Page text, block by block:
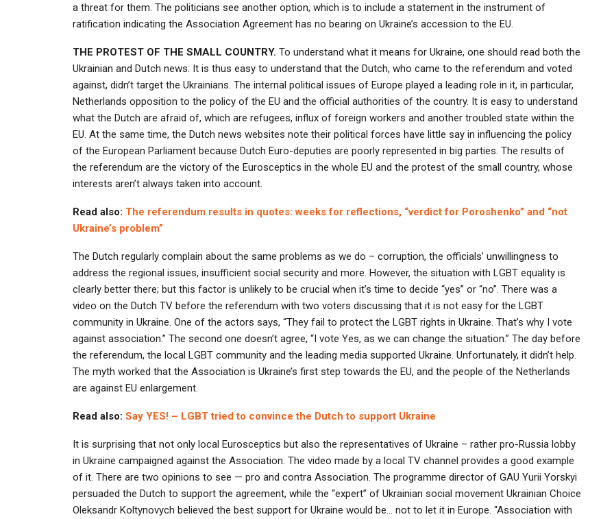
a threat for them. The politicians see another option, which is to include a statement in the instrument of
ratification indicating the Association Agreement has no bearing on Ukraine’s accession to the EU.
THE PROTEST OF THE SMALL COUNTRY. To understand what it means for Ukraine, one should read both the
Ukrainian and Dutch news. It is thus easy to understand that the Dutch, who came to the referendum and voted
against, didn’t target the Ukrainians. The internal political issues of Europe played a leading role in it, in particular,
Netherlands opposition to the policy of the EU and the official authorities of the country. It is easy to understand
what the Dutch are afraid of, which are refugees, influx of foreign workers and another troubled state within the
EU. At the same time, the Dutch news websites note their political forces have little say in influencing the policy
of the European Parliament because Dutch Euro-deputies are poorly represented in big parties. The results of
the referendum are the victory of the Eurosceptics in the whole EU and the protest of the small country, whose
interests aren’t always taken into account.
Read also: The referendum results in quotes: weeks for reflections, “verdict for Poroshenko” and “not
Ukraine’s problem”
The Dutch regularly complain about the same problems as we do – corruption, the officials’ unwillingness to
address the regional issues, insufficient social security and more. However, the situation with LGBT equality is
clearly better there; but this factor is unlikely to be crucial when it’s time to decide “yes” or “no”. There was a
video on the Dutch TV before the referendum with two voters discussing that it is not easy for the LGBT
community in Ukraine. One of the actors says, “They fail to protect the LGBT rights in Ukraine. That’s why I vote
against association.” The second one doesn’t agree, “I vote Yes, as we can change the situation.” The day before
the referendum, the local LGBT community and the leading media supported Ukraine. Unfortunately, it didn’t help.
The myth worked that the Association is Ukraine’s first step towards the EU, and the people of the Netherlands
are against EU enlargement.
Read also: Say YES! – LGBT tried to convince the Dutch to support Ukraine
It is surprising that not only local Eurosceptics but also the representatives of Ukraine – rather pro-Russia lobby
in Ukraine campaigned against the Association. The video made by a local TV channel provides a good example
of it. There are two opinions to see — pro and contra Association. The programme director of GAU Yurii Yorskyi
persuaded the Dutch to support the agreement, while the “expert” of Ukrainian social movement Ukrainian Choice
Oleksandr Koltynovych believed the best support for Ukraine would be… not to let it in Europe. “Association with